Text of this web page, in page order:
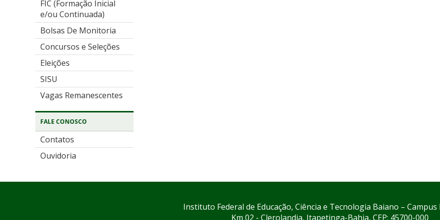
FIC (Formação Inicial
e/ou Continuada)
Bolsas De Monitoria
Concursos e Seleções
Eleições
SISU
Vagas Remanescentes
FALE CONOSCO
Contatos
Ouvidoria
Instituto Federal de Educação, Ciência e Tecnologia Baiano –
Km 02 - Clerolandia, Itapetinga-Bahia, CEP: 45700-000